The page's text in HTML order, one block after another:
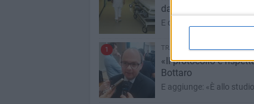
davanti la sede dell'Asl
E denunciano: «Solo per
1 TRANI - 20 FEBBRAIO 2019
«Il protocollo è
Bottaro
E aggiunge: «È allo